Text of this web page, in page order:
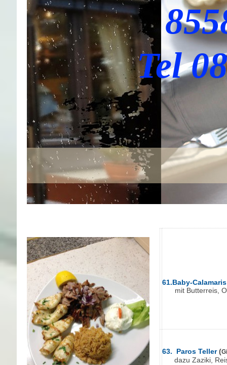
Tel
61.Baby-
mit Butterreis,
63. Paros Teller(
dazu Zaziki, Reis